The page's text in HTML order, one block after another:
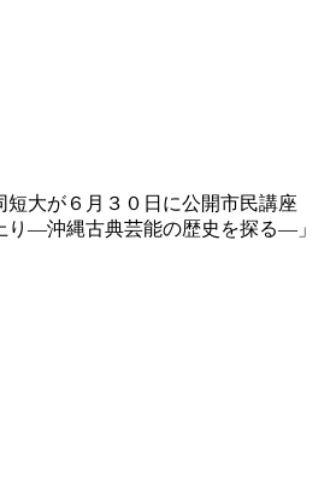
短大が６月３０日に公開市民講座
り―沖縄古典芸能の歴史を探る―」